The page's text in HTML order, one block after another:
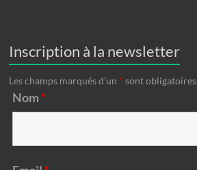
Inscription à la newsletter
Les champs marqués d’un * sont obligatoires
Nom *